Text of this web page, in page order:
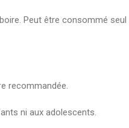
Peut être consommé seul
recommandée.
ni aux adolescents.